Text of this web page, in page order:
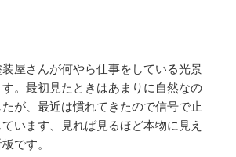
屋さんが何やら仕事をしている光景
。最初見たときはあまりに自然なの
が、最近は慣れてきたので信号で止
います、見れば見るほど本物に見え
です。